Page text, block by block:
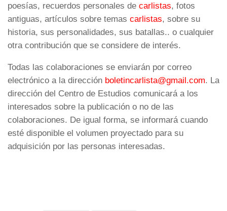
poesías, recuerdos personales de carlistas, fotos
antiguas, artículos sobre temas carlistas, sobre su
historia, sus personalidades, sus batallas.. o cualquier
otra contribución que se considere de interés.
Todas las colaboraciones se enviarán por correo
electrónico a la dirección boletincarlista@gmail.com. La
dirección del Centro de Estudios comunicará a los
interesados sobre la publicación o no de las
colaboraciones. De igual forma, se informará cuando
esté disponible el volumen proyectado para su
adquisición por las personas interesadas.